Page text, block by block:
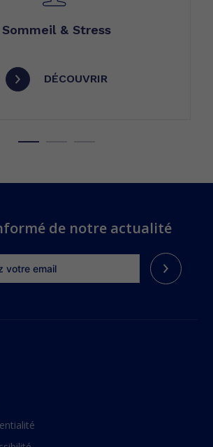
Sommeil & Stress
DÉCOUVRIR
de notre actualité